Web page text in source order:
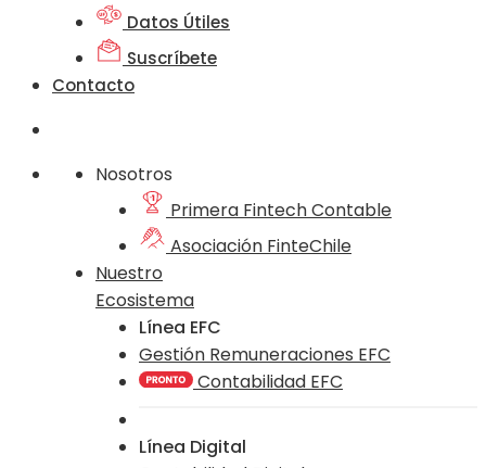
Datos Útiles
Suscríbete
Contacto
Nosotros
Primera Fintech Contable
Asociación FinteChile
Nuestro
Ecosistema
Línea EFC
Gestión Remuneraciones EFC
Contabilidad EFC
Línea Digital